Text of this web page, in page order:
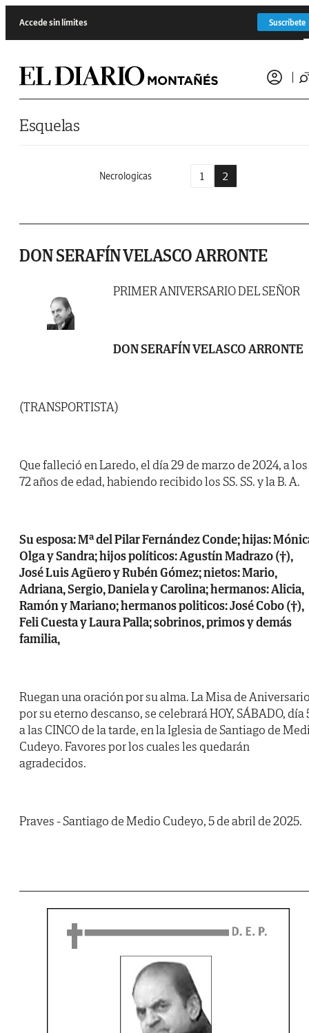
Accede sin límites Suscríbete
Esquelas
Necrologicas 1 2
DON SERAFÍN VELASCO ARRONTE
PRIMER ANIVERSARIO DEL SEÑOR
DON SERAFÍN VELASCO ARRONTE
(TRANSPORTISTA)
Que falleció en Laredo, el día 29 de marzo de 2024, a los
72 años de edad, habiendo recibido los SS. SS. y la B. A.
Su esposa: Mª del Pilar Fernández Conde; hijas:
Olga y Sandra; hijos políticos: Agustín Madrazo (†),
José Luis Agüero y Rubén Gómez; nietos: Mario,
Adriana, Sergio, Daniela y Carolina; hermanos: Alicia,
Ramón y Mariano; hermanos politicos: José Cobo (†),
Feli Cuesta y Laura Palla; sobrinos, primos y demás
familia,
Ruegan una oración por su alma. La Misa de
por su eterno descanso, se celebrará HOY, SÁBADO, día
a las CINCO de la tarde, en la Iglesia de Santiago de
Cudeyo. Favores por los cuales les quedarán
agradecidos.
Praves - Santiago de Medio Cudeyo, 5 de abril de 2025.